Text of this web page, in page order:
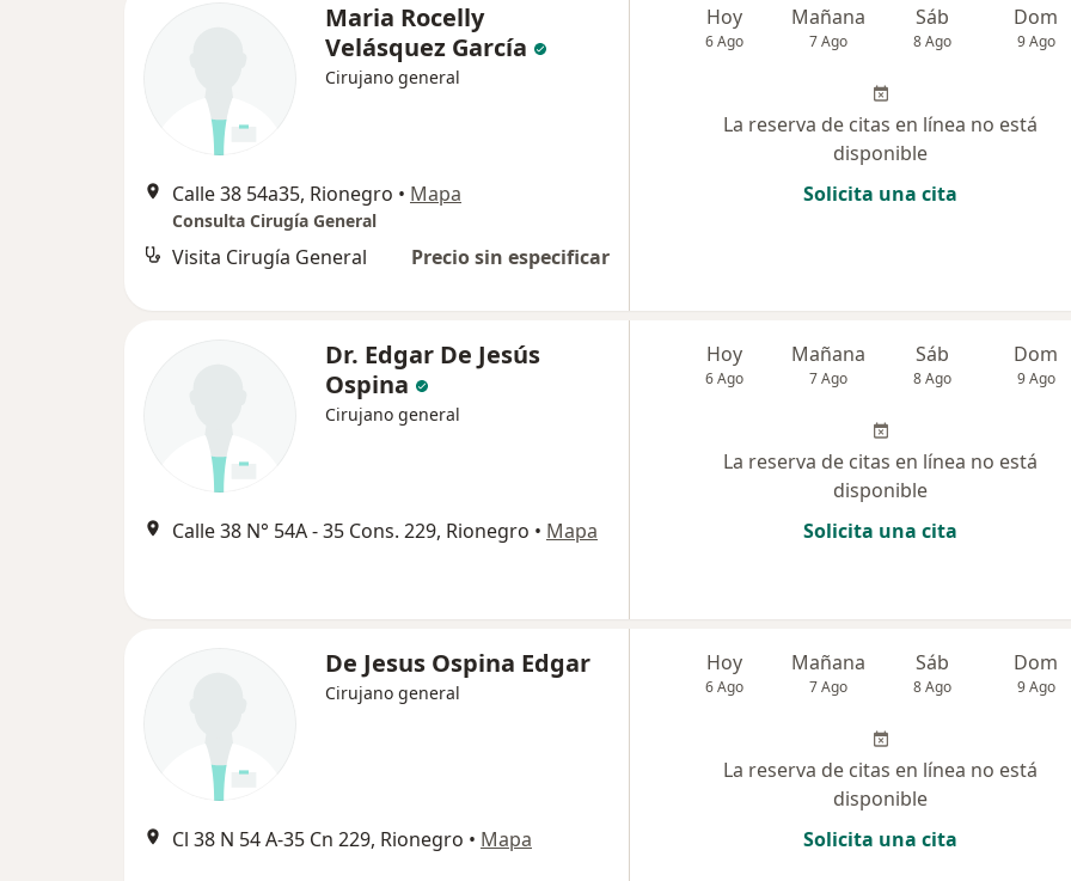
Maria Rocelly
Velásquez García
Cirujano general
Calle 38 54a35, Rionegro • Mapa
Consulta Cirugía General
Visita Cirugía General Precio sin especificar
Hoy
6 Ago
Mañana
7 Ago
Sáb
8 Ago
Dom
9 Ago
La reserva de citas en línea no está
disponible
Solicita una cita
Dr. Edgar De Jesús
Ospina
Cirujano general
Calle 38 N° 54A - 35 Cons. 229, Rionegro • Mapa
Hoy
6 Ago
Mañana
7 Ago
Sáb
8 Ago
Dom
9 Ago
La reserva de citas en línea no está
disponible
Solicita una cita
De Jesus Ospina Edgar
Cirujano general
Cl 38 N 54 A-35 Cn 229, Rionegro • Mapa
Hoy
6 Ago
Mañana
7 Ago
Sáb
8 Ago
Dom
9 Ago
La reserva de citas en línea no está
disponible
Solicita una cita